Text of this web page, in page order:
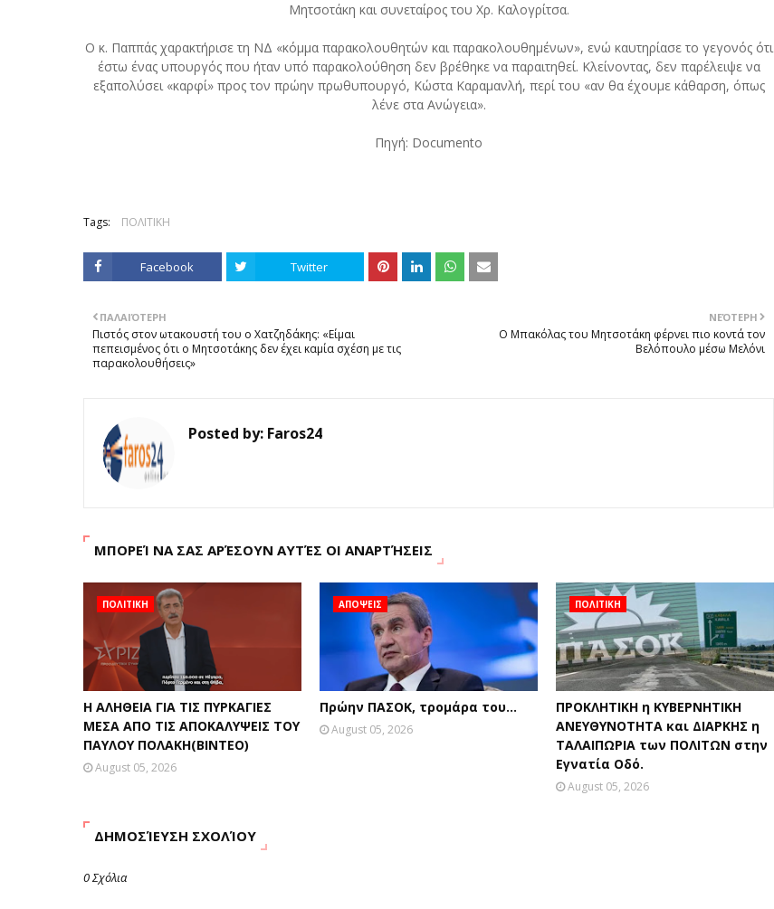
Μητσοτάκη και συνεταίρος του Χρ. Καλογρίτσα.
Ο κ. Παππάς χαρακτήρισε τη ΝΔ «κόμμα παρακολουθητών και παρακολουθημένων», ενώ καυτηρίασε το γεγονός ότι
έστω ένας υπουργός που ήταν υπό παρακολούθηση δεν βρέθηκε να παραιτηθεί. Κλείνοντας, δεν παρέλειψε να
εξαπολύσει «καρφί» προς τον πρώην πρωθυπουργό, Κώστα Καραμανλή, περί του «αν θα έχουμε κάθαρση, όπως
λένε στα Ανώγεια».
Πηγή: Documento
Tags: ΠΟΛΙΤΙΚΗ
Facebook Twitter
ΝΕΌΤΕΡΗ
Ο Μπακόλας του Μητσοτάκη φέρνει πιο κοντά τον
Βελόπουλο μέσω Μελόνι
ΠΑΛΑΙΌΤΕΡΗ
Πιστός στον ωτακουστή του ο Χατζηδάκης: «Είμαι
πεπεισμένος ότι ο Μητσοτάκης δεν έχει καμία σχέση με τις
παρακολουθήσεις»
Posted by: Faros24
ΜΠΟΡΕΊ ΝΑ ΣΑΣ ΑΡΈΣΟΥΝ ΑΥΤΈΣ ΟΙ ΑΝΑΡΤΉΣΕΙΣ
ΠΟΛΙΤΙΚΗ
Η ΑΛΗΘΕΙΑ ΓΙΑ ΤΙΣ ΠΥΡΚΑΓΙΕΣ
ΜΕΣΑ ΑΠΟ ΤΙΣ ΑΠΟΚΑΛΥΨΕΙΣ ΤΟΥ
ΠΑΥΛΟΥ ΠΟΛΑΚΗ(ΒΙΝΤΕΟ)
August 05, 2026
ΑΠΟΨΕΙΣ
Πρώην ΠΑΣΟΚ, τρομάρα του...
August 05, 2026
ΠΟΛΙΤΙΚΗ
ΠΡΟΚΛΗΤΙΚΗ η ΚΥΒΕΡΝΗΤΙΚΗ
ΑΝΕΥΘΥΝΟΤΗΤΑ και ΔΙΑΡΚΗΣ η
ΤΑΛΑΙΠΩΡΙΑ των ΠΟΛΙΤΩΝ στην
Εγνατία Οδό.
August 05, 2026
ΔΗΜΟΣΊΕΥΣΗ ΣΧΟΛΊΟΥ
0 Σχόλια